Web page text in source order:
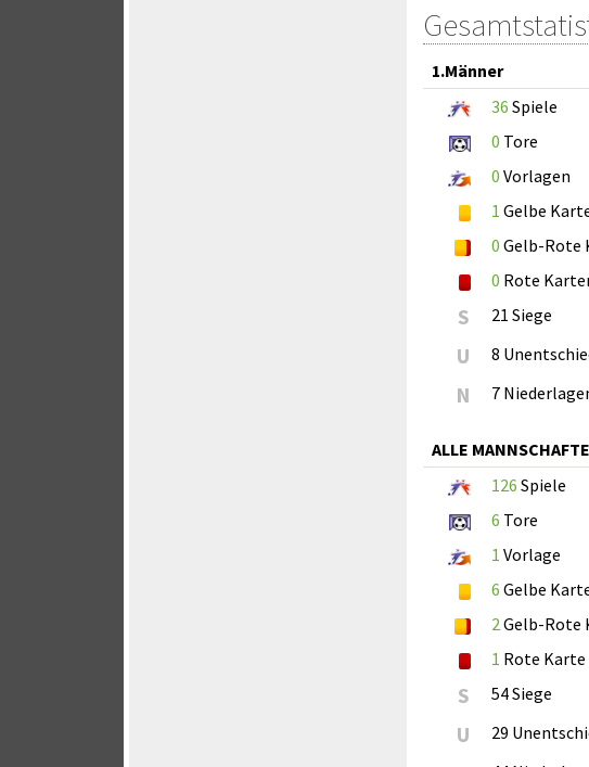
1.Männer
36 Spiele
0 Tore
0 Vorlagen
1 Gelbe
0 Gelb-Rote
0 Rote
S 21 Siege
U 8
N 7
ALLE
126 Spiele
6 Tore
1 Vorlage
6 Gelbe
2 Gelb-Rote
1 Rote Karte
S 54 Siege
U 29